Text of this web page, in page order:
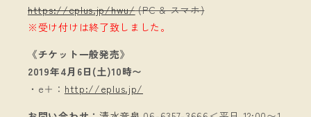
https://eplus.jp/hwu/(PC & スマホ)
※受け付けは終了致しました。
《チケット一般発売》
2019年4月6日(土)10時〜
・e＋： http://eplus.jp/